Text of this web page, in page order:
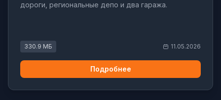
дороги, региональные депо и два гаража.
330.9 МБ 11.05.2026
Подробнее